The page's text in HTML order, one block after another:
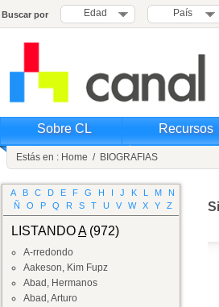
Buscar por Edad País
Sobre CL Recursos
Estás en : Home / BIOGRAFIAS
A B C D E F G H I J K L M
N
Ñ
O P Q R S T U V W X Y Z
LISTANDOA(972)
A-rredondo
Aakeson, Kim Fupz
Abad, Hermanos
Abad, Arturo